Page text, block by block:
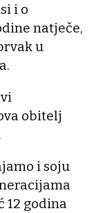
i o
natječe,
u
obitelj
i soju
12 godina